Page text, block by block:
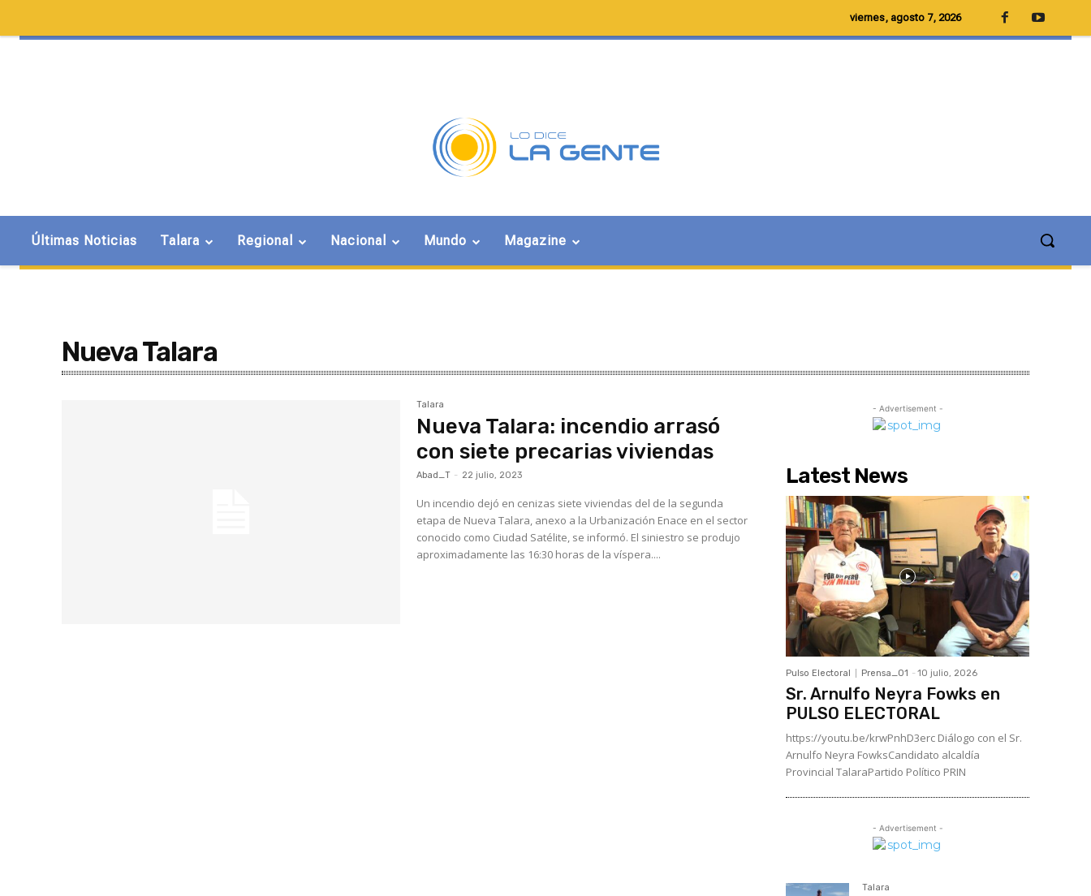
viernes, agosto 7, 2026
Últimas Noticias Talara Regional Nacional Mundo Magazine
Nueva Talara
Talara
Nueva Talara: incendio arrasó
con siete precarias viviendas
Abad_T - 22 julio, 2023
Un incendio dejó en cenizas siete viviendas del de la segunda
etapa de Nueva Talara, anexo a la Urbanización Enace en el sector
conocido como Ciudad Satélite, se informó. El siniestro se produjo
aproximadamente las 16:30 horas de la víspera....
- Advertisement -
Latest News
Pulso Electoral Prensa_01 - 10 julio, 2026
Sr. Arnulfo Neyra Fowks en
PULSO ELECTORAL
https://youtu.be/krwPnhD3erc Diálogo con el Sr.
Arnulfo Neyra FowksCandidato alcaldía
Provincial TalaraPartido Político PRIN
- Advertisement -
Talara